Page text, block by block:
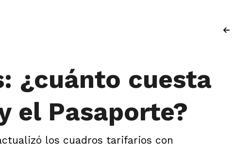
¿cuánto cuesta
el Pasaporte?
los cuadros tarifarios con